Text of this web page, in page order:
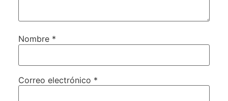
Nombre *
Correo electrónico *